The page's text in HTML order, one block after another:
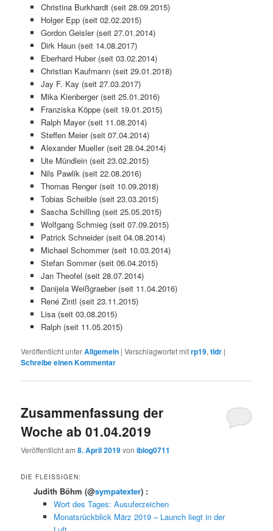
Christina Burkhardt (seit 28.09.2015)
Holger Epp (seit 02.02.2015)
Gordon Geisler (seit 27.01.2014)
Dirk Haun (seit 14.08.2017)
Eberhard Huber (seit 03.02.2014)
Christian Kaufmann (seit 29.01.2018)
Jay F. Kay (seit 27.03.2017)
Mika Kienberger (seit 25.01.2016)
Franziska Köppe (seit 19.01.2015)
Ralph Mayer (seit 11.08.2014)
Steffen Meier (seit 07.04.2014)
Alexander Mueller (seit 28.04.2014)
Ute Mündlein (seit 23.02.2015)
Nils Pawlik (seit 22.08.2016)
Thomas Renger (seit 10.09.2018)
Tobias Scheible (seit 23.03.2015)
Sascha Schilling (seit 25.05.2015)
Wolfgang Schmieg (seit 07.09.2015)
Patrick Schneider (seit 04.08.2014)
Michael Schommer (seit 10.03.2014)
Stefan Sommer (seit 06.04.2015)
Jan Theofel (seit 28.07.2014)
Danijela Weißgraeber (seit 11.04.2016)
René Zintl (seit 23.11.2015)
Lisa (seit 03.08.2015)
Ralph (seit 11.05.2015)
Veröffentlicht unterAllgemein |Verschlagwortet mitrp19,tldr |
Schreibe einen Kommentar
Zusammenfassung der
Woche ab 01.04.2019
Veröffentlicht am8. April 2019voniblog0711
DIE FLEISSIGEN:
Judith Böhm(@sympatexter) :
Wort des Tages: Ausuferzeichen
Monatsrückblick März 2019 – Launch liegt in der